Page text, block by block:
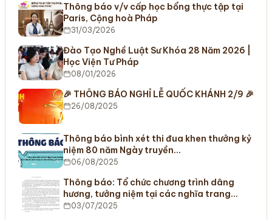
Thông báo v/v cấp học bổng thực tập tại
Paris, Cộng hoà Pháp
31/03/2026
Đào Tạo Nghề Luật Sư Khóa 28 Năm 2026 |
Học Viện Tư Pháp
08/01/2026
🎉 THÔNG BÁO NGHỈ LỄ QUỐC KHÁNH 2/9 🎉
26/08/2025
Thông báo bình xét thi đua khen thưởng kỷ
niệm 80 năm Ngày truyền…
06/08/2025
Thông báo: Tổ chức chương trình dâng
hương, tưởng niệm tại các nghĩa trang…
03/07/2025